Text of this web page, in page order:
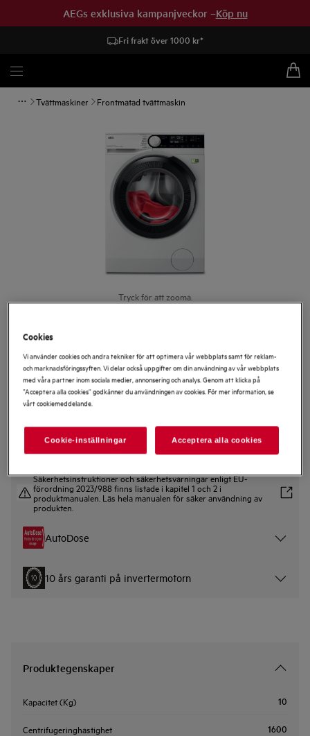
AEGs exklusiva kampanjveckor –Köp nu
Fri frakt över 1000 kr*
Tvättmaskiner Frontmatad tvättmaskin
Tryck för att zooma.
LR834L16Q
8000 PowerCare Autodose 10 kg
Tvättmaskin
5 (1)
Säkerhetsinstruktioner och säkerhetsvarningar enligt EU-
förordning 2023/988 finns listade i kapitel 1 och 2 i
produktmanualen. Läs hela manualen för säker användning av
produkten.
AutoDose
10 års garanti på invertermotorn
Produktegenskaper
Kapacitet (Kg) 10
Centrifugeringhastighet 1600
Cookies
Vi använder cookies och andra tekniker för att optimera vår webbplats samt för reklam-
och marknadsföringssyften. Vi delar också uppgifter om din användning av vår webbplats
med våra partner inom sociala medier, annonsering och analys. Genom att klicka på
”Acceptera alla cookies” godkänner du användningen av cookies. För mer information, se
vårt cookiemeddelande.
Cookie-inställningar Acceptera alla cookies